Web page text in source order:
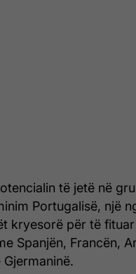
të jetë në
Portugalisë, një
kryesorë për të
Spanjën, Francën,